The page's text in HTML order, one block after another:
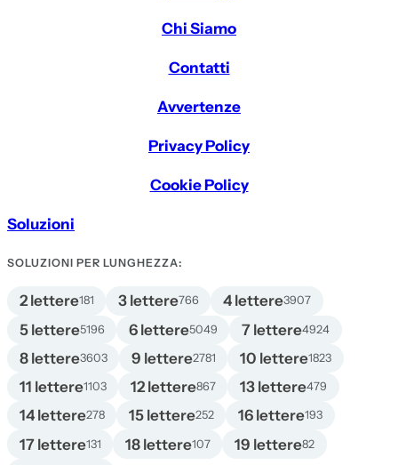
Chi Siamo
Contatti
Avvertenze
Privacy Policy
Cookie Policy
Soluzioni
SOLUZIONI PER LUNGHEZZA:
2 lettere181 3 lettere766 4 lettere3907
5 lettere5196 6 lettere5049 7 lettere4924
8 lettere3603 9 lettere2781 10 lettere1823
11 lettere1103 12 lettere867 13 lettere479
14 lettere278 15 lettere252 16 lettere193
17 lettere131 18 lettere107 19 lettere82